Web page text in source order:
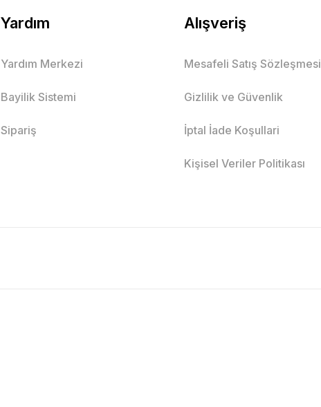
Yardım
Yardım Merkezi
Bayilik Sistemi
Sipariş
Alışveriş
Mesafeli Satış Sözleşmesi
Gizlilik ve Güvenlik
İptal İade Koşullari
Kişisel Veriler Politikası